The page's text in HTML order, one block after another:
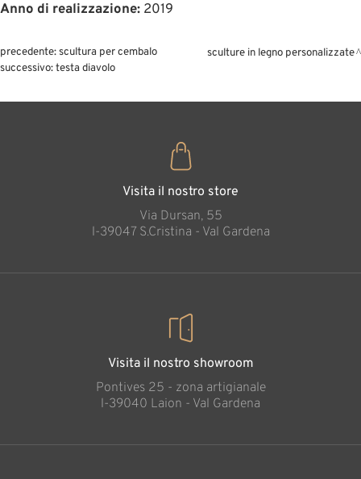
Anno di realizzazione: 2019
precedente:scultura per cembalo
successivo:testa diavolo
sculture in legno personalizzate
Visita il nostro store
Via Dursan, 55
l-39047 S.Cristina - Val Gardena
Visita il nostro showroom
Pontives 25 - zona artigianale
l-39040 Laion - Val Gardena